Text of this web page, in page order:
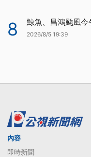
8 鯨魚、昌鴻颱風
2026/8/5 19:39
內容
即時新聞